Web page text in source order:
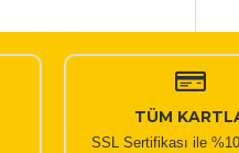
TÜM
SSL Sertifikası ile